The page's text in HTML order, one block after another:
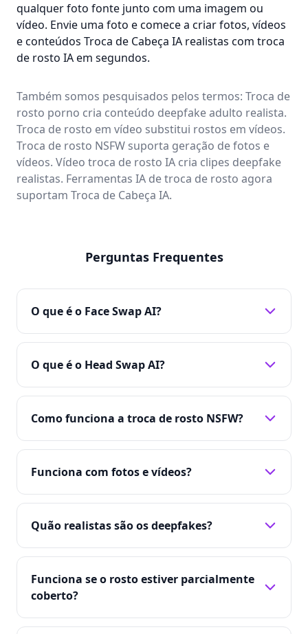
qualquer foto fonte junto com uma imagem ou
vídeo. Envie uma foto e comece a criar fotos, vídeos
e conteúdos Troca de Cabeça IA realistas com troca
de rosto IA em segundos.
Também somos pesquisados pelos termos: Troca de
rosto porno cria conteúdo deepfake adulto realista.
Troca de rosto em vídeo substitui rostos em vídeos.
Troca de rosto NSFW suporta geração de fotos e
vídeos. Vídeo troca de rosto IA cria clipes deepfake
realistas. Ferramentas IA de troca de rosto agora
suportam Troca de Cabeça IA.
Perguntas Frequentes
O que é o Face Swap AI?
O que é o Head Swap AI?
Como funciona a troca de rosto NSFW?
Funciona com fotos e vídeos?
Quão realistas são os deepfakes?
Funciona se o rosto estiver parcialmente
coberto?